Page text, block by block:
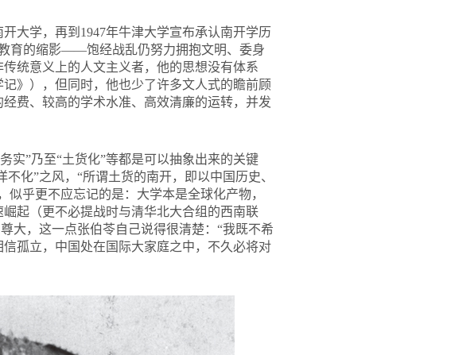
大学，再到1947年牛津大学宣布承认南开学历
育的缩影——饱经战乱仍努力拥抱文明、委身
统意义上的人文主义者，他的思想没有体系
》），但同时，他也少了许多文人式的瞻前顾
费、较高的学术水准、高效清廉的运转，并发
实”乃至“土货化”等都是可以抽象出来的关键
化”之风，“所谓土货的南开，即以中国历史、
乎更不应忘记的是：大学本是全球化产物，
起（更不必提战时与清华北大合组的西南联
大，这一点张伯苓自己说得很清楚：“我既不希
孤立，中国处在国际大家庭之中，不久必将对